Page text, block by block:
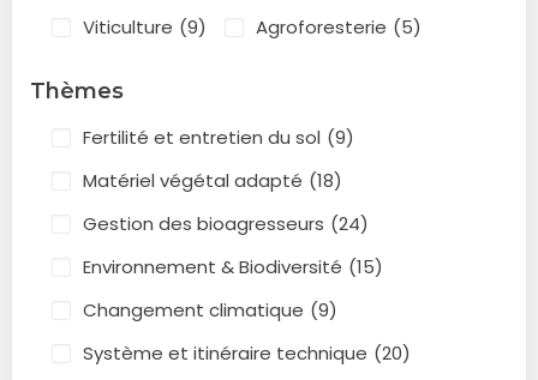
Viticulture (9) Agroforesterie (5)
Thèmes
Fertilité et entretien du sol (9)
Matériel végétal adapté (18)
Gestion des bioagresseurs (24)
Environnement & Biodiversité (15)
Changement climatique (9)
Système et itinéraire technique (20)